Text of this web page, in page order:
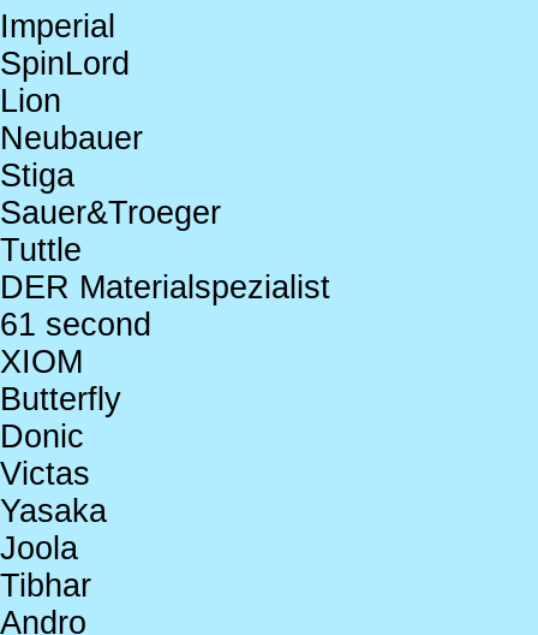
Imperial
SpinLord
Lion
Neubauer
Stiga
Sauer&Troeger
Tuttle
DER Materialspezialist
61 second
XIOM
Butterfly
Donic
Victas
Yasaka
Joola
Tibhar
Andro